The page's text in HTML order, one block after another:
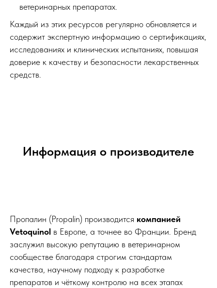
ветеринарных препаратах.
Каждый из этих ресурсов регулярно обновляется и
содержит экспертную информацию о сертификациях,
исследованиях и клинических испытаниях, повышая
доверие к качеству и безопасности лекарственных
средств.
Информация о производителе
Пропалин (Propalin) производится компанией
Vetoquinol в Европе, а точнее во Франции. Бренд
заслужил высокую репутацию в ветеринарном
сообществе благодаря строгим стандартам
качества, научному подходу к разработке
препаратов и чёткому контролю на всех этапах